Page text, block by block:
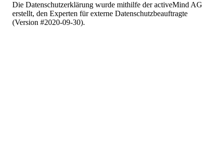
Die Datenschutzerklärung wurde mithilfe der activeMind AG
erstellt, den Experten für externe Datenschutzbeauftragte
(Version #2020-09-30).